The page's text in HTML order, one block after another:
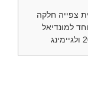
צפייה חלקה
למונדיאל